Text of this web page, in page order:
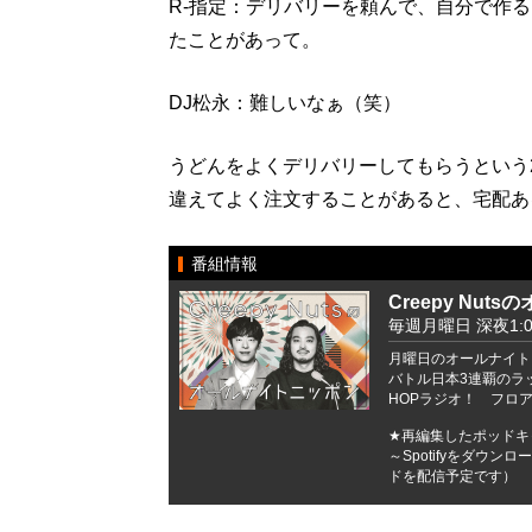
R-指定：デリバリーを頼んで、自分で作
たことがあって。
DJ松永：難しいなぁ（笑）
うどんをよくデリバリーしてもらうとい
違えてよく注文することがあると、宅配
番組情報
Creepy Nutsの
毎週月曜日 深夜
月曜日のオールナイ
バトル日本3連覇のラ
HOPラジオ！ フロ
★再編集したポッド
～Spotifyをダウンロ
ドを配信予定です）